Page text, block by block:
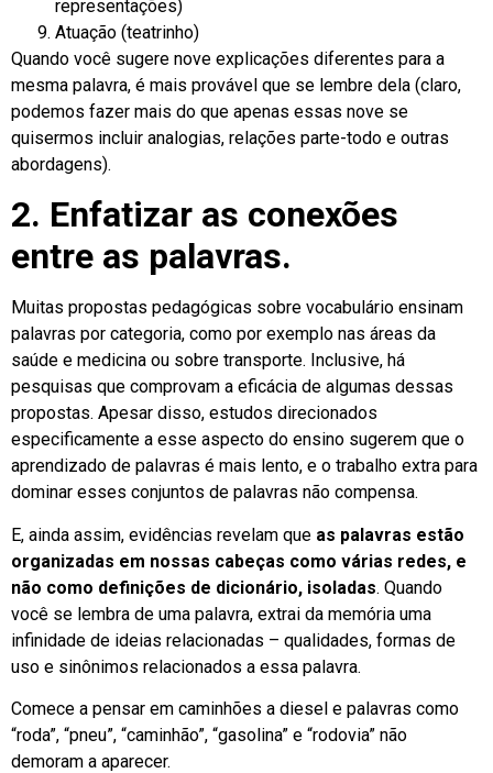
representações)
Atuação (teatrinho)
Quando você sugere nove explicações diferentes para a
mesma palavra, é mais provável que se lembre dela (claro,
podemos fazer mais do que apenas essas nove se
quisermos incluir analogias, relações parte-todo e outras
abordagens).
2. Enfatizar as conexões
entre as palavras.
Muitas propostas pedagógicas sobre vocabulário ensinam
palavras por categoria, como por exemplo nas áreas da
saúde e medicina ou sobre transporte. Inclusive, há
pesquisas que comprovam a eficácia de algumas dessas
propostas. Apesar disso, estudos direcionados
especificamente a esse aspecto do ensino sugerem que o
aprendizado de palavras é mais lento, e o trabalho extra para
dominar esses conjuntos de palavras não compensa.
E, ainda assim, evidências revelam que as palavras estão
organizadas em nossas cabeças como várias redes, e
não como definições de dicionário, isoladas. Quando
você se lembra de uma palavra, extrai da memória uma
infinidade de ideias relacionadas – qualidades, formas de
uso e sinônimos relacionados a essa palavra.
Comece a pensar em caminhões a diesel e palavras como
“roda”, “pneu”, “caminhão”, “gasolina” e “rodovia” não
demoram a aparecer.